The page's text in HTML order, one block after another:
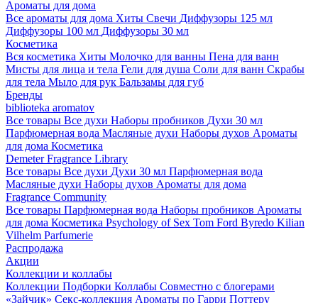
Ароматы для дома
Все ароматы для дома Хиты Свечи Диффузоры 125 мл
Диффузоры 100 мл Диффузоры 30 мл
Косметика
Вся косметика Хиты Молочко для ванны Пена для ванн
Мисты для лица и тела Гели для душа Соли для ванн Скрабы
для тела Мыло для рук Бальзамы для губ
Бренды
biblioteka aromatov
Все товары Все духи Наборы пробников Духи 30 мл
Парфюмерная вода Масляные духи Наборы духов Ароматы
для дома Косметика
Demeter Fragrance Library
Все товары Все духи Духи 30 мл Парфюмерная вода
Масляные духи Наборы духов Ароматы для дома
Fragrance Community
Все товары Парфюмерная вода Наборы пробников Ароматы
для дома Косметика Psychology of Sex Tom Ford Byredo Kilian
Vilhelm Parfumerie
Распродажа
Акции
Коллекции и коллабы
Коллекции Подборки Коллабы Совместно с блогерами
«Зайчик» Секс-коллекция Ароматы по Гарри Поттеру